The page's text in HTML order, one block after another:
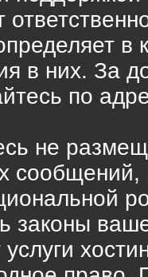
в
в них. За
по
не
законы
услуги